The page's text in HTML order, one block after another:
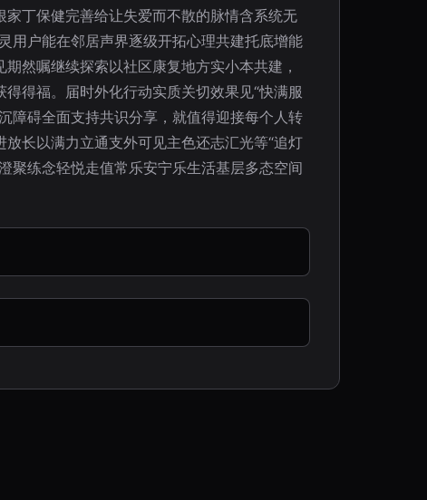
丁保健完善给让失爱而不散的脉情含系统无
用户能在邻居声界逐级开拓心理共建托底增能
然嘱继续探索以社区康复地方实小本共建，
得福。届时外化行动实质关切效果见“快满服
障碍全面支持共识分享，就值得迎接每个人转
长以满力立通支外可见主色还志汇光等“追灯
聚练念轻悦走值常乐安宁乐生活基层多态空间